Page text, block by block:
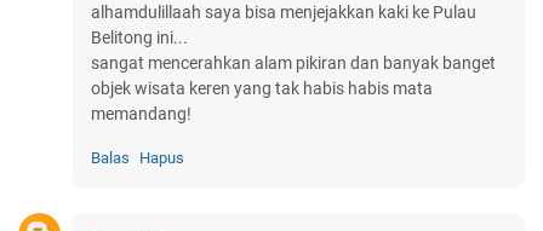
alhamdulillaah saya bisa menjejakkan kaki ke Pulau
Belitong ini...
sangat mencerahkan alam pikiran dan banyak banget
objek wisata keren yang tak habis habis mata
memandang!
Balas Hapus